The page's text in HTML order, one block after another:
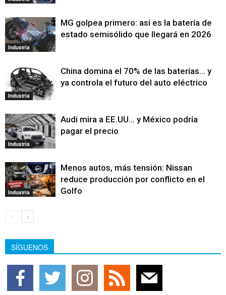
Industria
MG golpea primero: así es la batería de
estado semisólido que llegará en 2026
Industria
China domina el 70% de las baterías… y
ya controla el futuro del auto eléctrico
Industria
Audi mira a EE.UU… y México podría
pagar el precio
Industria
Menos autos, más tensión: Nissan
reduce producción por conflicto en el
Golfo
SÍGUENOS